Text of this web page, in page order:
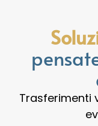
Trasferimenti